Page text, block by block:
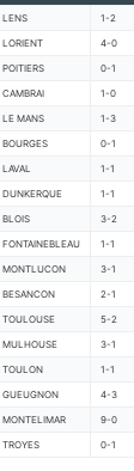
LENS 1-2
LORIENT 4-0
POITIERS 0-1
CAMBRAI 1-0
LE MANS 1-3
BOURGES 0-1
LAVAL 1-1
DUNKERQUE 1-1
BLOIS 3-2
FONTAINEBLEAU 1-1
MONTLUCON 3-1
BESANCON 2-1
TOULOUSE 5-2
MULHOUSE 3-1
TOULON 1-1
GUEUGNON 4-3
MONTELIMAR 9-0
TROYES 0-1